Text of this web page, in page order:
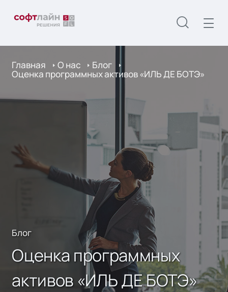
Главная О нас Блог
Оценка программных активов «ИЛЬ ДЕ БОТЭ»
Блог
Оценка программных
активов «ИЛЬ ДЕ БОТЭ»